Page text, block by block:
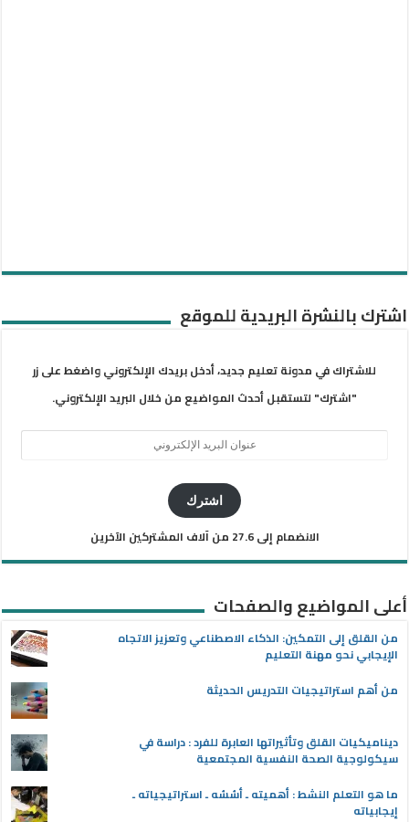
اشترك بالنشرة البريدية للموقع
للاشتراك في مدونة تعليم جديد، أدخل بريدك الإلكتروني واضغط على زر
"اشترك" لتستقبل أحدث المواضيع من خلال البريد الإلكتروني.
اشترك
الانضمام إلى 27.6 من آلاف المشتركين الآخرين
أعلى المواضيع والصفحات
من القلق إلى التمكين: الذكاء الاصطناعي وتعزيز الاتجاه
الإيجابي نحو مهنة التعليم
من أهم استراتيجيات التدريس الحديثة
ديناميكيات القلق وتأثيراتها العابرة للفرد : دراسة في
سيكولوجية الصحة النفسية المجتمعية
ما هو التعلم النشط : أهميته ـ أسُسُه ـ استراتيجياته ـ
إيجابياته